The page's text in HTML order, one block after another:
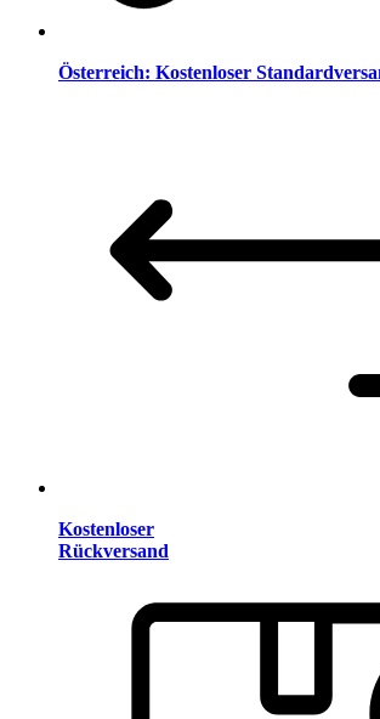
Österreich: Kostenloser
Kostenloser
Rückversand